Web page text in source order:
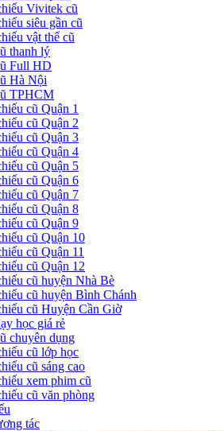
Vivitek cũ
siêu gần cũ
vật thể cũ
thanh lý
Full HD
Hà Nội
TPHCM
cũ Quận 1
cũ Quận 2
cũ Quận 3
cũ Quận 4
cũ Quận 5
cũ Quận 6
cũ Quận 7
cũ Quận 8
cũ Quận 9
cũ Quận 10
cũ Quận 11
cũ Quận 12
cũ huyện Nhà Bè
cũ huyện Bình Chánh
cũ Huyện Cần Giờ
học giá rẻ
chuyên dụng
cũ lớp học
cũ sáng cao
xem phim cũ
cũ văn phòng
tác